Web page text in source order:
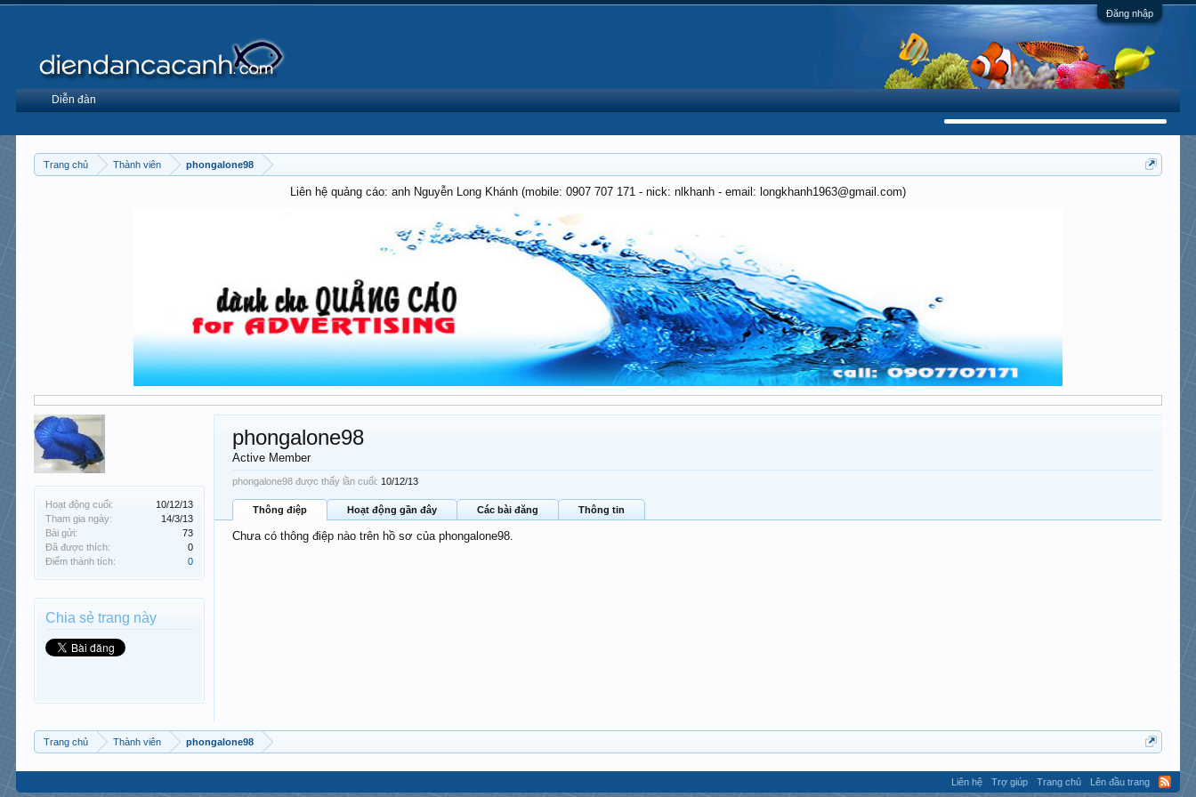
Đăng nhập
Trang chủ Thành viên phongalone98
Liên hệ quảng cáo: anh Nguyễn Long Khánh (mobile: 0907 707 171 - nick: nlkhanh - email: longkhanh1963@gmail.com)
Hoạt động cuối:
10/12/13
Tham gia ngày:
14/3/13
Bài gửi:
73
Đã được thích:
0
Điểm thành tích:
0
Chia sẻ trang này
phongalone98
Active Member
phongalone98 được thấy lần cuối: 10/12/13
Thông điệp Hoạt động gần đây Các bài đăng Thông tin
Chưa có thông điệp nào trên hồ sơ của phongalone98.
Trang chủ Thành viên phongalone98
Diễn đàn
Liên hệ Trợ giúp Trang chủ Lên đầu trang